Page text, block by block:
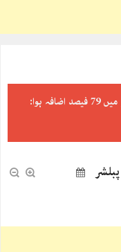
عالمی سطح پر نوجوانوں میں کینسر کے کیسز میں 79 فیصد اضافہ ہوا: